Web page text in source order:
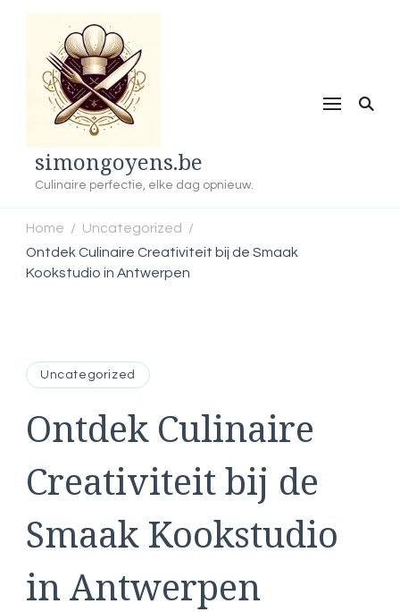
simongoyens.be
Culinaire perfectie, elke dag opnieuw.
Home / Uncategorized
/
Ontdek Culinaire Creativiteit bij de Smaak
Kookstudio in Antwerpen
Uncategorized
Ontdek Culinaire
Creativiteit bij de
Smaak Kookstudio
in Antwerpen